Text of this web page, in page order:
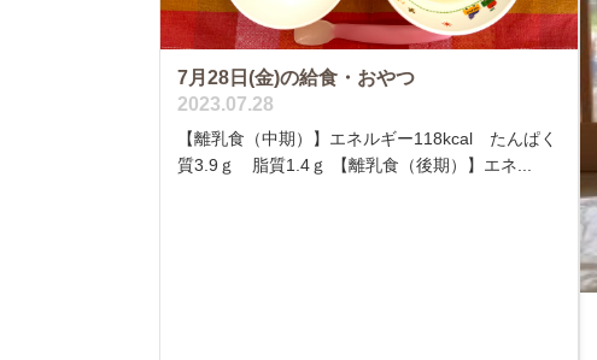
7月28日(金)の給食・おやつ
2023.07.28
【離乳食（中期）】エネルギー118kcal たんぱく
質3.9ｇ 脂質1.4ｇ 【離乳食（後期）】エネ...